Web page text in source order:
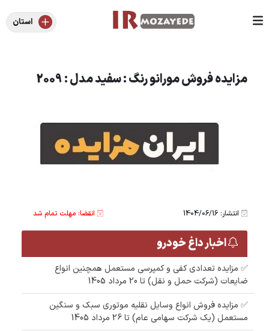
استان
مزایده فروش مورانو رنگ : سفید مدل : 2009
انتشار: 1404/06/16 انقضا: مهلت تمام شد
اخبار داغ خودرو
✅ مزایده تعدادی کفی و کمپرسی مستعمل همچنین انواع
ضایعات (شرکت حمل و نقل) تا 20 مرداد 1405
✅ مزایده فروش انواع وسایل نقلیه موتوری سبک و سنگین
مستعمل (یک شرکت سهامی عام) تا 26 مرداد 1405